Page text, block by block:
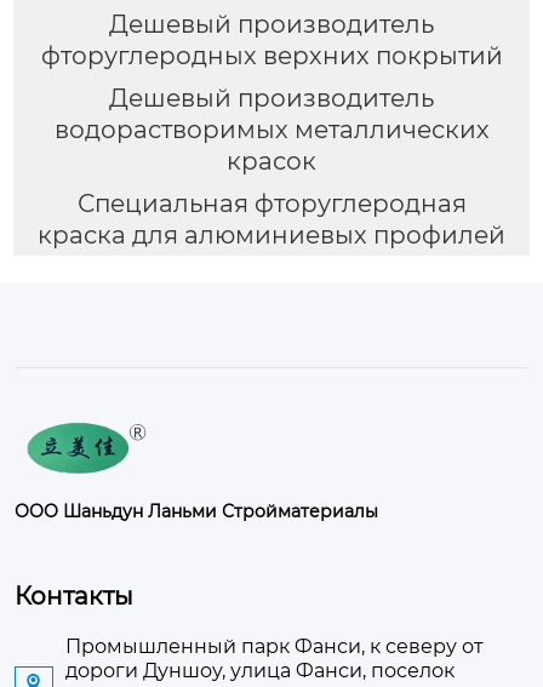
Дешевый производитель
фторуглеродных верхних покрытий
Дешевый производитель
водорастворимых металлических
красок
Специальная фторуглеродная
краска для алюминиевых профилей
ООО Шаньдун Ланьми Стройматериалы
Контакты
Промышленный парк Фанси, к северу от
дороги Дуншоу, улица Фанси, поселок